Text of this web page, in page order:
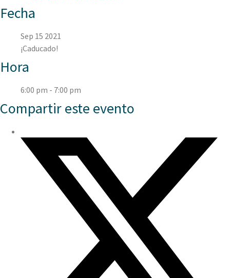
Fecha
Sep 15 2021
¡Caducado!
Hora
6:00 pm - 7:00 pm
Compartir este evento